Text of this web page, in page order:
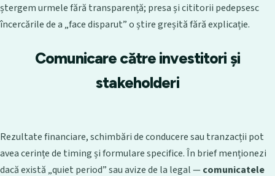
ștergem urmele fără transparență; presa și cititorii pedepsesc
încercările de a „face disparut” o știre greșită fără explicație.
Comunicare către investitori și
stakeholderi
Rezultate financiare, schimbări de conducere sau tranzacții pot
avea cerințe de timing și formulare specifice. În brief menționezi
dacă există „quiet period” sau avize de la legal —comunicatele